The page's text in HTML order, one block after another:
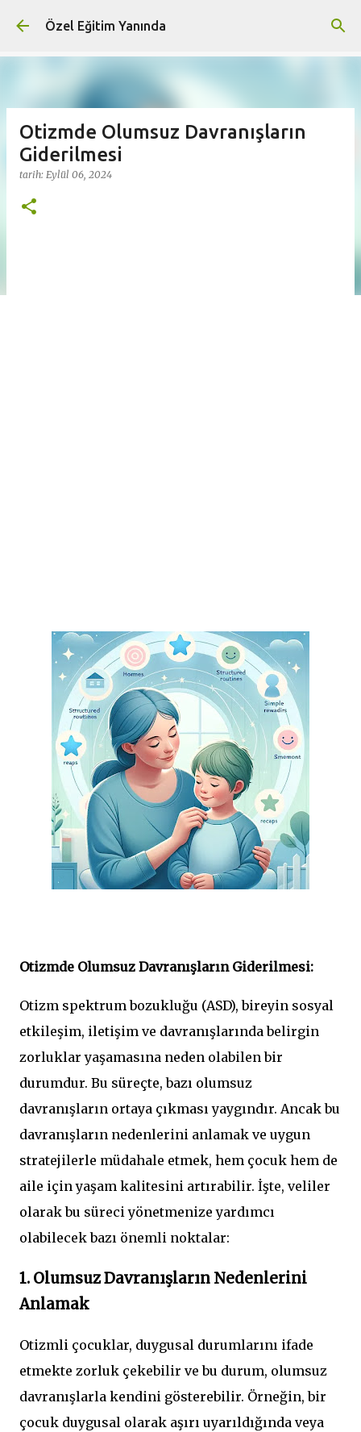
Ana içeriğe atla
Özel Eğitim Yanında
Otizmde Olumsuz Davranışların
Giderilmesi
tarih: Eylül 06, 2024
Otizmde Olumsuz Davranışların Giderilmesi:
Otizm spektrum bozukluğu (ASD), bireyin sosyal
etkileşim, iletişim ve davranışlarında belirgin
zorluklar yaşamasına neden olabilen bir
durumdur. Bu süreçte, bazı olumsuz
davranışların ortaya çıkması yaygındır. Ancak bu
davranışların nedenlerini anlamak ve uygun
stratejilerle müdahale etmek, hem çocuk hem de
aile için yaşam kalitesini artırabilir. İşte, veliler
olarak bu süreci yönetmenize yardımcı
olabilecek bazı önemli noktalar:
1. Olumsuz Davranışların Nedenlerini
Anlamak
Otizmli çocuklar, duygusal durumlarını ifade
etmekte zorluk çekebilir ve bu durum, olumsuz
davranışlarla kendini gösterebilir. Örneğin, bir
çocuk duygusal olarak aşırı uyarıldığında veya